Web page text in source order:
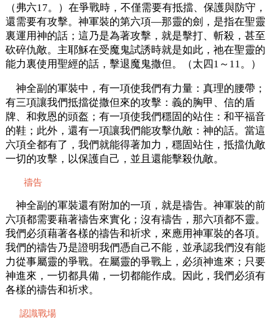
（弗六17。）在爭戰時，不僅需要有抵擋、保護與防守，
還需要有攻擊。神軍裝的第六項—那靈的劍，是指在聖靈
裏運用神的話；這乃是為著攻擊，就是擊打、斬殺，甚至
砍碎仇敵。主耶穌在受魔鬼試誘時就是如此，祂在聖靈的
能力裏使用聖經的話，擊退魔鬼撒但。（太四1～11。）
神全副的軍裝中，有一項使我們有力量：真理的腰帶；
有三項讓我們抵擋從撒但來的攻擊：義的胸甲、信的盾
牌、和救恩的頭盔；有一項使我們穩固的站住：和平福音
的鞋；此外，還有一項讓我們能攻擊仇敵：神的話。當這
六項全都有了，我們就能得著加力，穩固站住，抵擋仇敵
一切的攻擊，以保護自己，並且還能擊殺仇敵。
禱告
神全副的軍裝還有附加的一項，就是禱告。神軍裝的前
六項都需要藉著禱告來實化；沒有禱告，那六項都不靈。
我們必須藉著各樣的禱告和祈求，來應用神軍裝的各項。
我們的禱告乃是證明我們憑自己不能，並承認我們沒有能
力從事屬靈的爭戰。在屬靈的爭戰上，必須神進來；只要
神進來，一切都具備，一切都能作成。因此，我們必須有
各樣的禱告和祈求。
認識戰場